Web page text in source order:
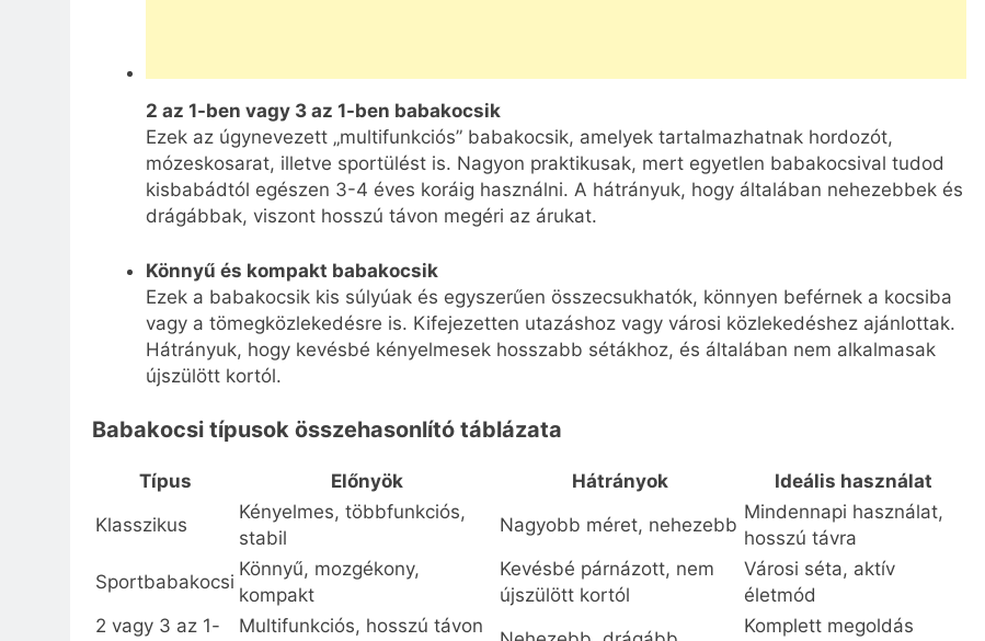
2 az 1-ben vagy 3 az 1-ben babakocsik
Ezek az úgynevezett „multifunkciós” babakocsik, amelyek tartalmazhatnak hordozót,
mózeskosarat, illetve sportülést is. Nagyon praktikusak, mert egyetlen babakocsival tudod
kisbabádtól egészen 3-4 éves koráig használni. A hátrányuk, hogy általában nehezebbek és
drágábbak, viszont hosszú távon megéri az árukat.
Könnyű és kompakt babakocsik
Ezek a babakocsik kis súlyúak és egyszerűen összecsukhatók, könnyen beférnek a kocsiba
vagy a tömegközlekedésre is. Kifejezetten utazáshoz vagy városi közlekedéshez ajánlottak.
Hátrányuk, hogy kevésbé kényelmesek hosszabb sétákhoz, és általában nem alkalmasak
újszülött kortól.
Babakocsi típusok összehasonlító táblázata
Típus Előnyök Hátrányok
Ideális használat
Klasszikus
Kényelmes, többfunkciós,
stabil
Nagyobb méret, nehezebb
Mindennapi használat,
hosszú távra
Sportbabakocsi
Könnyű, mozgékony,
kompakt
Kevésbé párnázott, nem
újszülött kortól
Városi séta, aktív
életmód
2 vagy 3 az 1-
Multifunkciós, hosszú távon Komplett megoldás